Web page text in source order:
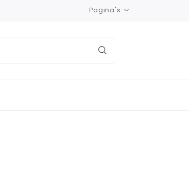
Pagina's